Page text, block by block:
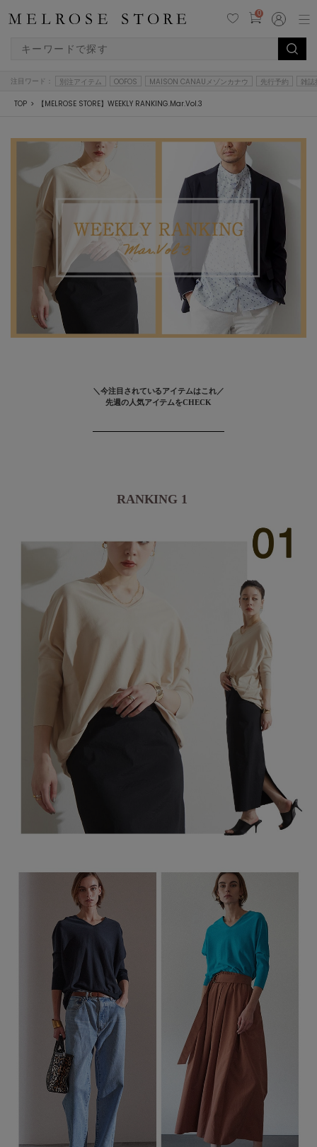
0
注目ワード： 別注アイテム OOFOS MAISON CANAUメゾンカナウ 先行予約 雑誌
TOP 【MELROSE STORE】WEEKLY RANKING.Mar.Vol.3
＼今注目されているアイテムはこれ／
先週の人気アイテムをCHECK
RANKING 1